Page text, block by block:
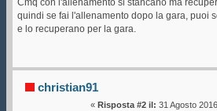
Cmq con l'allenamento si stancano ma
quindi se fai l'allenamento dopo la gara, puoi
e lo recuperano per la gara.
christian91
« Risposta #2 il: 31 Agosto